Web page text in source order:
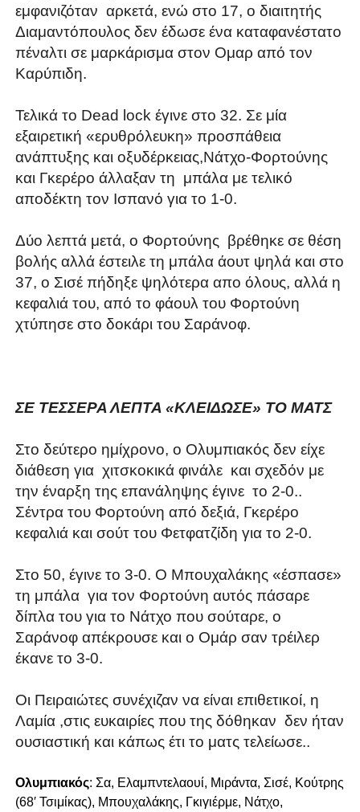
εμφανιζόταν αρκετά, ενώ στο 17, ο διαιτητής
Διαμαντόπουλος δεν έδωσε ένα καταφανέστατο
πέναλτι σε μαρκάρισμα στον Ομαρ από τον
Καρύπιδη.
Τελικά το Dead lock έγινε στο 32. Σε μία
εξαιρετική «ερυθρόλευκη» προσπάθεια
ανάπτυξης και οξυδέρκειας,Νάτχο-Φορτούνης
και Γκερέρο άλλαξαν τη μπάλα με τελικό
αποδέκτη τον Ισπανό για το 1-0.
Δύο λεπτά μετά, ο Φορτούνης βρέθηκε σε θέση
βολής αλλά έστειλε τη μπάλα άουτ ψηλά και στο
37, ο Σισέ πήδηξε ψηλότερα απο όλους, αλλά η
κεφαλιά του, από το φάουλ του Φορτούνη
χτύπησε στο δοκάρι του Σαράνοφ.
ΣΕ ΤΕΣΣΕΡΑ ΛΕΠΤΑ «ΚΛΕΙΔΩΣΕ» ΤΟ ΜΑΤΣ
Στο δεύτερο ημίχρονο, ο Ολυμπιακός δεν είχε
διάθεση για χιτσκοκικά φινάλε και σχεδόν με
την έναρξη της επανάληψης έγινε το 2-0..
Σέντρα του Φορτούνη από δεξιά, Γκερέρο
κεφαλιά και σούτ του Φετφατζίδη για το 2-0.
Στο 50, έγινε το 3-0. Ο Μπουχαλάκης «έσπασε»
τη μπάλα για τον Φορτούνη αυτός πάσαρε
δίπλα του για το Νάτχο που σούταρε, ο
Σαράνοφ απέκρουσε και ο Ομάρ σαν τρέιλερ
έκανε το 3-0.
Οι Πειραιώτες συνέχιζαν να είναι επιθετικοί, η
Λαμία ,στις ευκαιρίες που της δόθηκαν δεν ήταν
ουσιαστική και κάπως έτι το ματς τελείωσε..
Oλυμπιακός: Σα, Ελαμπντελαουί, Μιράντα, Σισέ, Κούτρης
(68′ Τσιμίκας), Μπουχαλάκης, Γκιγιέρμε, Νάτχο,